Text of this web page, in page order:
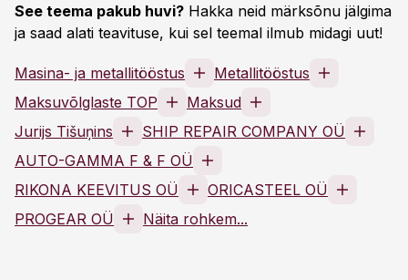
See teema pakub huvi? Hakka neid märksõnu jälgima
ja saad alati teavituse, kui sel teemal ilmub midagi uut!
Masina- ja metallitööstus
Metallitööstus
Maksuvõlglaste TOP
Maksud
Jurijs Tišuņins
SHIP REPAIR COMPANY OÜ
AUTO-GAMMA F & F OÜ
RIKONA KEEVITUS OÜ
ORICASTEEL OÜ
PROGEAR OÜ
Näita rohkem...